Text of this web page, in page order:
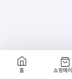
홈
쇼핑메